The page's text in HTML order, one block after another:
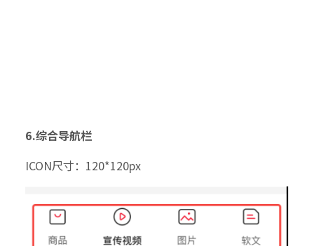
6.综合导航栏
ICON尺寸：120*120px